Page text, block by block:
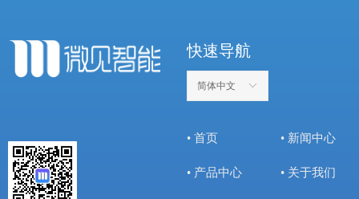
• 首页
• 产品中心
• 新闻中心
• 关于我们
快速导航
ꀅ
简体中文